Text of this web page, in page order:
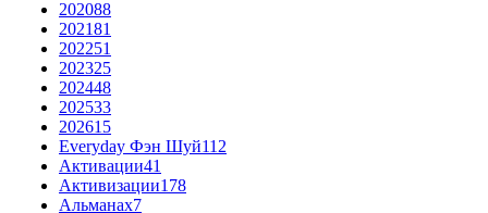
202088
202181
202251
202325
202448
202533
202615
Everyday Фэн Шуй112
Активации41
Активизации178
Альманах7